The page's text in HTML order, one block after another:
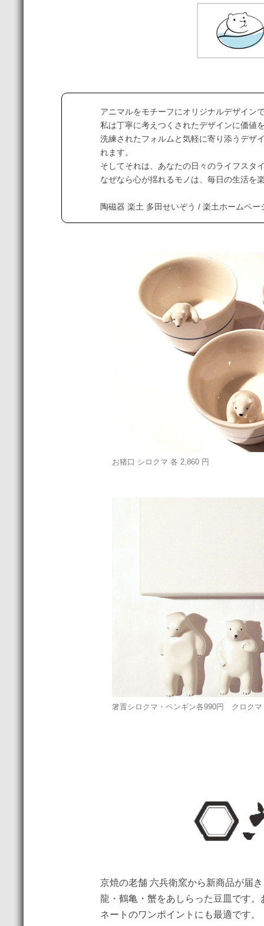
アニマルをモチーフにオリジナルデザイン
私は丁寧に考えつくされたデザインに価値
洗練されたフォルムと気軽に寄り添うデザ
れます。
そしてそれは、あなたの日々のライフスタ
なぜなら心が揺れるモノは、毎日の生活を
陶磁器 楽土 多田せいぞう / 楽土ホームペ
お猪口 シロクマ 各 2,860 円
箸置シロクマ・ペンギン各990円 クロク
京焼の老舗 六兵衛窯から新商品が届
龍・鶴亀・蟹をあしらった豆皿です
ネートのワンポイントにも最適です。